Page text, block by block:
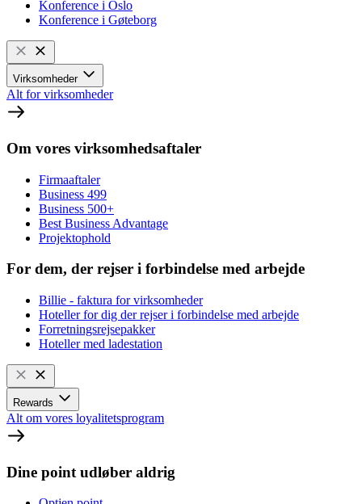
Konference i Oslo
Konference i Gøteborg
Virksomheder
Alt for virksomheder
Om vores virksomhedsaftaler
Firmaaftaler
Business 499
Business 500+
Best Business Advantage
Projektophold
For dem, der rejser i forbindelse med arbejde
Billie - faktura for virksomheder
Hoteller for dig der rejser i forbindelse med arbejde
Forretningsrejsepakker
Hoteller med ladestation
Rewards
Alt om vores loyalitetsprogram
Dine point udløber aldrig